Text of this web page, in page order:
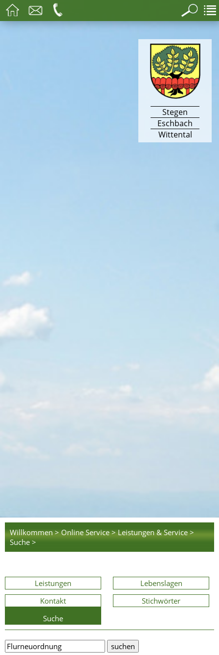
Stegen
Eschbach
Wittental
Willkommen > Online Service > Leistungen & Service >
Suche >
Leistungen
Lebenslagen
Kontakt
Stichwörter
Suche